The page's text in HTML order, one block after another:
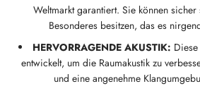
Weltmarkt garantiert. Sie können
Besonderes besitzen, das es
HERVORRAGENDE AKUSTIK:
entwickelt, um die Raumakustik zu
und eine angenehme